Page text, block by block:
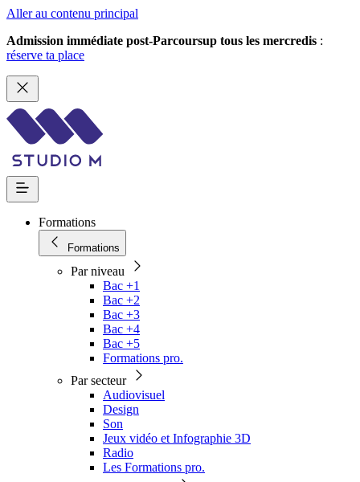
Aller au contenu principal
Admission immédiate post-Parcoursup tous les mercredis :
réserve ta place
Formations
Formations
Par niveau
Bac +1
Bac +2
Bac +3
Bac +4
Bac +5
Formations pro.
Par secteur
Audiovisuel
Design
Son
Jeux vidéo et Infographie 3D
Radio
Les Formations pro.